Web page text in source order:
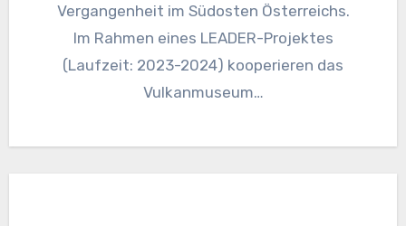
Vergangenheit im Südosten Österreichs.
Im Rahmen eines LEADER-Projektes
(Laufzeit: 2023-2024) kooperieren das
Vulkanmuseum…